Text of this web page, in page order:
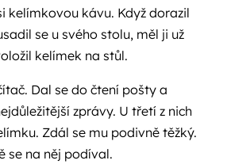
kelímkovou kávu. Když dorazil
se u svého stolu, měl ji už
kelímek na stůl.
Dal se do čtení pošty a
zprávy. U třetí z nich
Zdál se mu podivně těžký.
se na něj podíval.